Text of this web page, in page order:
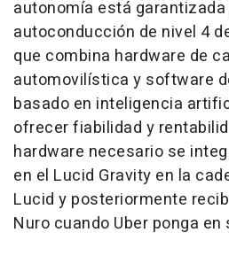
autonomía está
autoconducción de nivel 4
que combina hardware de
automovilística y software
basado en inteligencia
ofrecer fiabilidad y
hardware necesario se
en el Lucid Gravity en la
Lucid y posteriormente
Nuro cuando Uber ponga